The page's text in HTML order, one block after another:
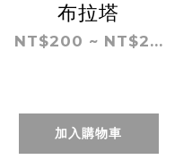
布拉塔
NT$200 ~ NT$2...
加入購物車